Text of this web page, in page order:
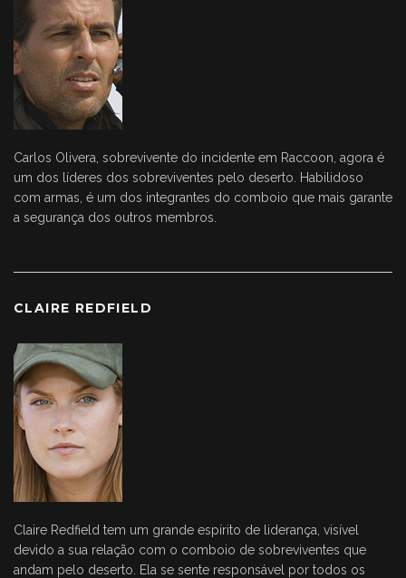
Carlos Olivera, sobrevivente do incidente em Raccoon, agora é
um dos líderes dos sobreviventes pelo deserto. Habilidoso
com armas, é um dos integrantes do comboio que mais garante
a segurança dos outros membros.
CLAIRE REDFIELD
Claire Redfield tem um grande espírito de liderança, visível
devido a sua relação com o comboio de sobreviventes que
andam pelo deserto. Ela se sente responsável por todos os